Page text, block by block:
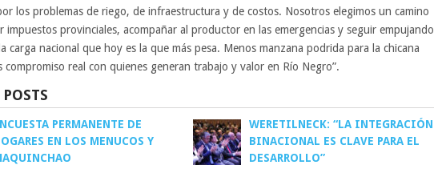
los problemas de riego, de infraestructura y de costos. Nosotros elegimos un camino
impuestos provinciales, acompañar al productor en las emergencias y seguir empujando
carga nacional que hoy es la que más pesa. Menos manzana podrida para la chicana
compromiso real con quienes generan trabajo y valor en Río Negro”.
PERMANENTE DE
EN LOS MENUCOS Y
WERETILNECK: “LA INTEGRACIÓN
BINACIONAL ES CLAVE PARA EL
DESARROLLO”